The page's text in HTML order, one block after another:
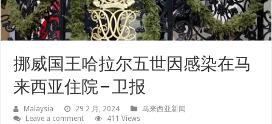
挪威国王哈拉尔五世因感染在马
来西亚住院 – 卫报
Malaysia 29 2 月, 2024
马来西亚新闻
Leave a comment
411 Views